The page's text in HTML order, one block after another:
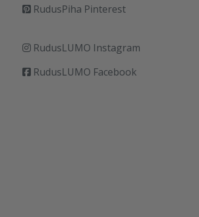
RudusPiha Pinterest
RudusLUMO Instagram
RudusLUMO Facebook